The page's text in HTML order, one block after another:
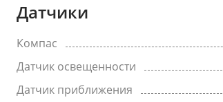
Датчики
Компас
Датчик освещенности
Датчик приближения